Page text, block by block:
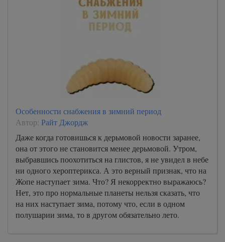
Особенности снабжения в зимний период
Автор: Райт Джордж
Даже когда готовишься к дерьмовой новости заранее,
она от этого не становится менее дерьмовой. Утром,
выбравшись поохотиться на глистов, я не увидел в небе
ни одного хероптерикса. А это верный признак, что на
Жопе наступает зима. Что? Я некорректно выражаюсь?
Нет, это про нормальные планеты нельзя сказать, что
на них наступает зима, потому что, если в одном
полушарии зима, то в другом обязательно лето.